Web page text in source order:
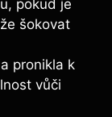
pokud je
šokovat
pronikla k
vůči